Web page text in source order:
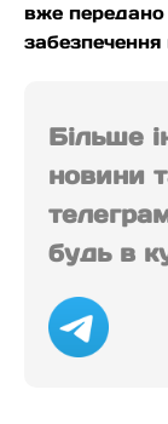
вже
забезпечення
Більше
новини
будь в